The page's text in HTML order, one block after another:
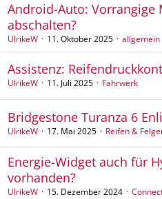
Android-Auto: Vorrangige
abschalten?
UlrikeW 11. Oktober 2025 allgemein
Assistenz:
UlrikeW 11. Juli 2025 Fahrwerk
Bridgestone Turanza 6
UlrikeW 17. Mai 2025 Reifen &
Energie-Widget auch für
vorhanden?
UlrikeW 15. Dezember 2024